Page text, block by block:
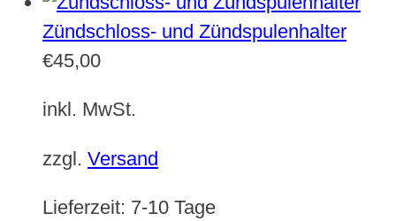
Zündschloss- und Zündspulenhalter
€45,00
inkl. MwSt.
zzgl. Versand
Lieferzeit: 7-10 Tage